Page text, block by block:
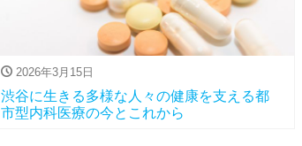
2026年3月15日
渋谷に生きる多様な人々の健康を支える都
市型内科医療の今とこれから